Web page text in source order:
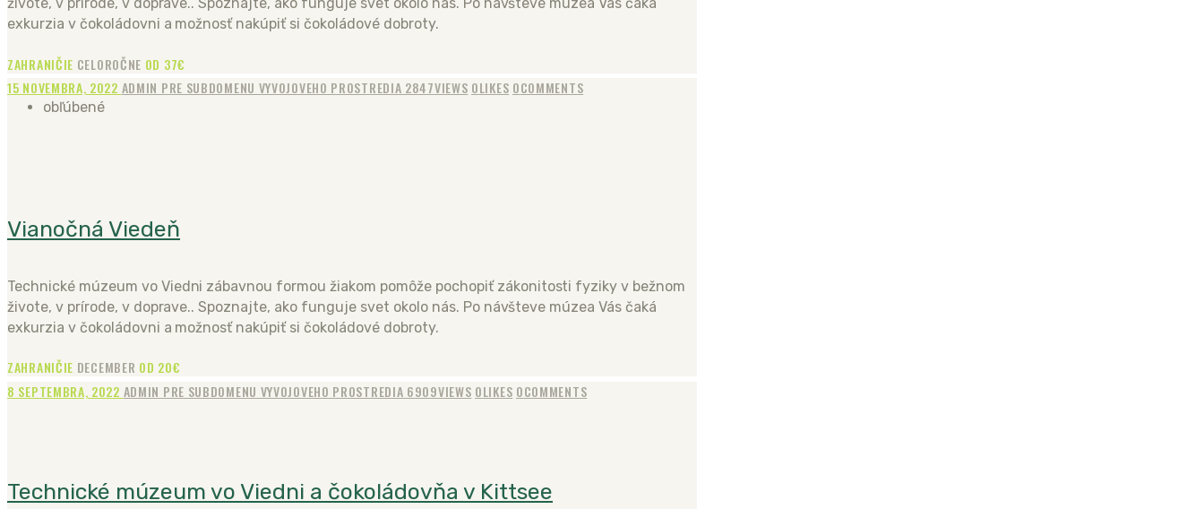
exkurzia v čokoládovni a možnosť nakúpiť si čokoládové dobroty.
ZAHRANIČIE CELOROČNE OD 37€
15 NOVEMBRA, 2022 ADMIN PRE SUBDOMENU VYVOJOVEHO PROSTREDIA 2847VIEWS 0LIKES 0COMMENTS
obľúbené
Vianočná Viedeň
Technické múzeum vo Viedni zábavnou formou žiakom pomôže pochopiť zákonitosti fyziky v bežnom
živote, v prírode, v doprave.. Spoznajte, ako funguje svet okolo nás. Po návšteve múzea Vás čaká
exkurzia v čokoládovni a možnosť nakúpiť si čokoládové dobroty.
ZAHRANIČIE DECEMBER OD 20€
8 SEPTEMBRA, 2022 ADMIN PRE SUBDOMENU VYVOJOVEHO PROSTREDIA 6909VIEWS 0LIKES 0COMMENTS
Technické múzeum vo Viedni a čokoládovňa v Kittsee